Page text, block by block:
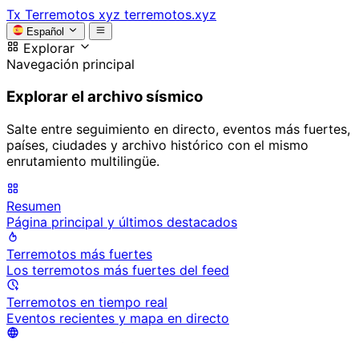
Tx Terremotos xyz terremotos.xyz
Español
Explorar
Navegación principal
Explorar el archivo sísmico
Salte entre seguimiento en directo, eventos más fuertes,
países, ciudades y archivo histórico con el mismo
enrutamiento multilingüe.
Resumen
Página principal y últimos destacados
Terremotos más fuertes
Los terremotos más fuertes del feed
Terremotos en tiempo real
Eventos recientes y mapa en directo